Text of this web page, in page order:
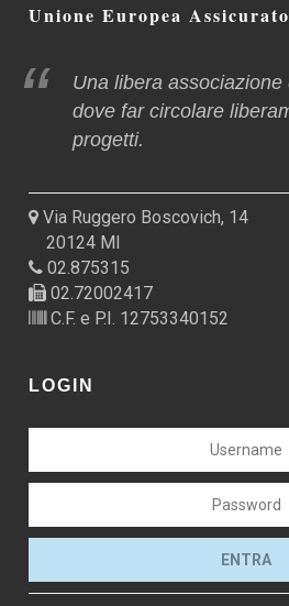
Unione Europea
Una libera
dove far circolare
progetti.
Via Ruggero Boscovich, 14
20124 MI
02.875315
02.72002417
C.F. e P.I. 12753340152
LOGIN